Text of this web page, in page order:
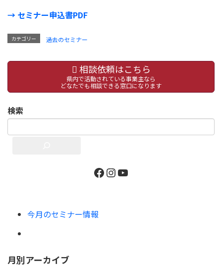
→ セミナー申込書PDF
カテゴリー 過去のセミナー
相談依頼はこちら
県内で活動されている事業主なら
どなたでも相談できる窓口になります
検索
今月のセミナー情報
月別アーカイブ